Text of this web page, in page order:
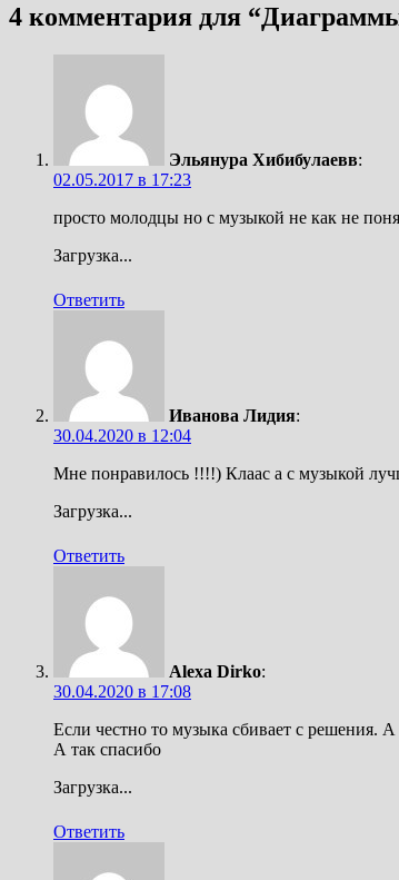
4 комментария для “
Эльянура Хибибулаевв:
02.05.2017 в 17:23
просто молодцы но с музыкой не как не
Загрузка...
Ответить
Иванова Лидия:
30.04.2020 в 12:04
Мне понравилось !!!!) Клаас а с музыкой
Загрузка...
Ответить
Alexa Dirko:
30.04.2020 в 17:08
Если честно то музыка сбивает с решения.
А так спасибо
Загрузка...
Ответить